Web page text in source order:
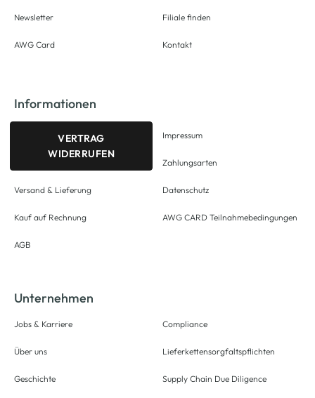
Newsletter
AWG Card
Filiale finden
Kontakt
Informationen
VERTRAG
WIDERRUFEN
Versand & Lieferung
Kauf auf Rechnung
AGB
Impressum
Zahlungsarten
Datenschutz
AWG CARD Teilnahmebedingungen
Unternehmen
Jobs & Karriere
Über uns
Geschichte
Compliance
Lieferkettensorgfaltspflichten
Supply Chain Due Diligence